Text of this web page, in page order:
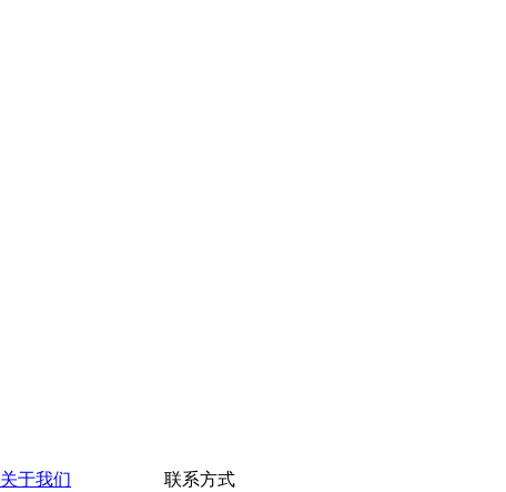
联系方式
关于我们